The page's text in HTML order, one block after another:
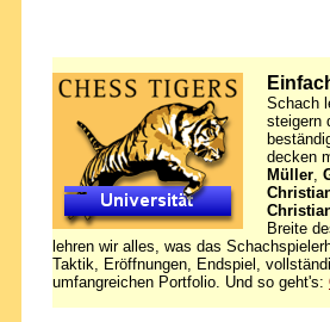
Schach
steigern
decken
Müller,
Breite
lehren wir alles, was das
Taktik, Eröffnungen, Endspiel,
umfangreichen Portfolio. Und so geht's: